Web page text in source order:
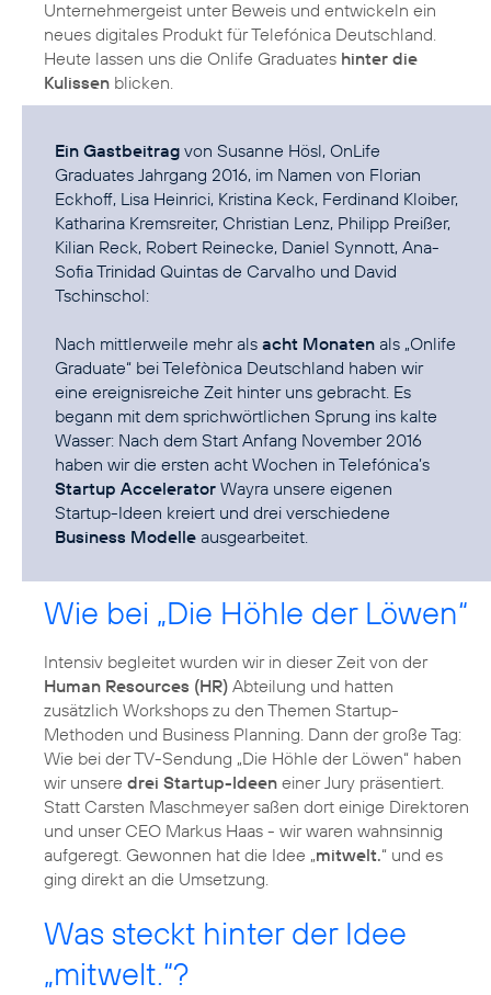
Unternehmergeist unter Beweis und entwickeln ein
neues digitales Produkt für Telefónica Deutschland.
Heute lassen uns die Onlife Graduates hinter die
Kulissen blicken.
Ein Gastbeitrag von Susanne Hösl, OnLife
Graduates Jahrgang 2016, im Namen von Florian
Eckhoff, Lisa Heinrici, Kristina Keck, Ferdinand Kloiber,
Katharina Kremsreiter, Christian Lenz, Philipp Preißer,
Kilian Reck, Robert Reinecke, Daniel Synnott, Ana-
Sofia Trinidad Quintas de Carvalho und David
Tschinschol:
Nach mittlerweile mehr als acht Monaten als „Onlife
Graduate“ bei Telefònica Deutschland haben wir
eine ereignisreiche Zeit hinter uns gebracht. Es
begann mit dem sprichwörtlichen Sprung ins kalte
Wasser: Nach dem Start Anfang November 2016
haben wir die ersten acht Wochen in Telefónica’s
Startup Accelerator Wayra unsere eigenen
Startup-Ideen kreiert und drei verschiedene
Business Modelle ausgearbeitet.
Wie bei „Die Höhle der Löwen“
Intensiv begleitet wurden wir in dieser Zeit von der
Human Resources (HR) Abteilung und hatten
zusätzlich Workshops zu den Themen Startup-
Methoden und Business Planning. Dann der große Tag:
Wie bei der TV-Sendung „Die Höhle der Löwen“ haben
wir unsere drei Startup-Ideen einer Jury präsentiert.
Statt Carsten Maschmeyer saßen dort einige Direktoren
und unser CEO Markus Haas - wir waren wahnsinnig
aufgeregt. Gewonnen hat die Idee „mitwelt.“ und es
ging direkt an die Umsetzung.
Was steckt hinter der Idee
„mitwelt.“?